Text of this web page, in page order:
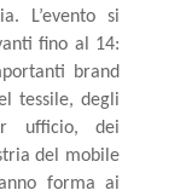
L’evento si
fino al 14:
brand
tessile, degli
ufficio, dei
del mobile
forma ai